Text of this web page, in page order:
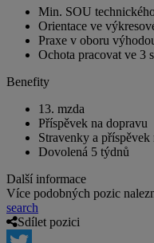
Min. SOU
Orientace ve
Praxe v oboru
Ochota pracovat ve 3
Benefity
13. mzda
Příspěvek na dopravu
Stravenky a příspěvek
Dovolená 5 týdnů
Další informace
Více podobných pozic
search
Sdílet pozici